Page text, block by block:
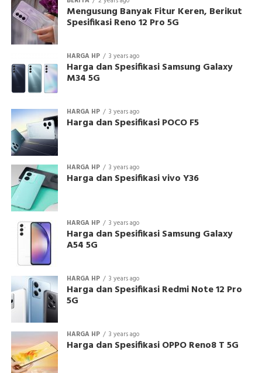
Mengusung Banyak Fitur Keren, Berikut
Spesifikasi Reno 12 Pro 5G
HARGA HP 3 years ago
Harga dan Spesifikasi Samsung Galaxy
M34 5G
HARGA HP 3 years ago
Harga dan Spesifikasi POCO F5
HARGA HP 3 years ago
Harga dan Spesifikasi vivo Y36
HARGA HP 3 years ago
Harga dan Spesifikasi Samsung Galaxy
A54 5G
HARGA HP 3 years ago
Harga dan Spesifikasi Redmi Note 12 Pro
5G
HARGA HP 3 years ago
Harga dan Spesifikasi OPPO Reno8 T 5G